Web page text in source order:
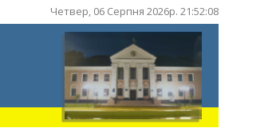
Четвер, 06 Серпня 2026р. 21:52:09